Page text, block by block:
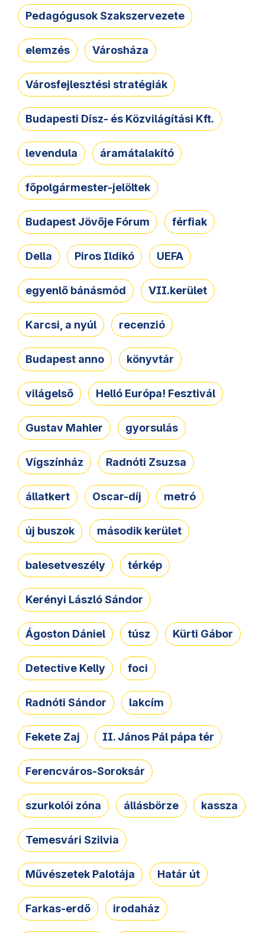
Pedagógusok Szakszervezete
elemzés Városháza
Városfejlesztési stratégiák
Budapesti Dísz- és Közvilágítási Kft.
levendula áramátalakító
főpolgármester-jelöltek
Budapest Jövője Fórum férfiak
Della Piros Ildikó UEFA
egyenlő bánásmód VII.kerület
Karcsi, a nyúl recenzió
Budapest anno könyvtár
világelső Helló Európa! Fesztivál
Gustav Mahler gyorsulás
Vígszínház Radnóti Zsuzsa
állatkert Oscar-díj metró
új buszok második kerület
balesetveszély térkép
Kerényi László Sándor
Ágoston Dániel túsz Kürti Gábor
Detective Kelly foci
Radnóti Sándor lakcím
Fekete Zaj II. János Pál pápa tér
Ferencváros-Soroksár
szurkolói zóna állásbörze kassza
Temesvári Szilvia
Művészetek Palotája Határ út
Farkas-erdő irodaház